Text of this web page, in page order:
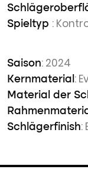
Spieltyp :
Saison: 2024
Kernmaterial :
Material der
Schlägerfinish: